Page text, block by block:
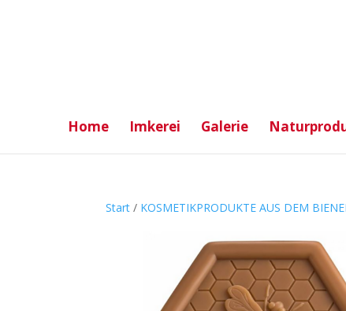
Home Imkerei Galerie
Start / KOSMETIKPRODUKTE AUS DEM